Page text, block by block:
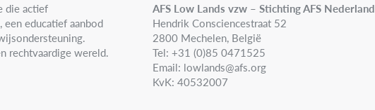
AFS Low Lands vzw – Stichting AFS Nederland
Hendrik Consciencestraat 52
2800 Mechelen, België
Tel: +31 (0)85 0471525
Email: lowlands@afs.org
KvK: 40532007
die actief
een educatief aanbod
rechtvaardige wereld.